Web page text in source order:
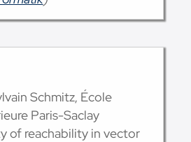
Schmitz, École
Paris-Saclay
of reachability in vector